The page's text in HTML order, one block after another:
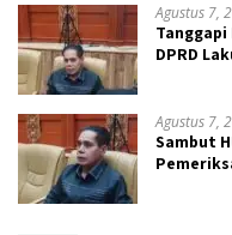
Agustus 7,
DPRD
Agustus 7,
Sambut